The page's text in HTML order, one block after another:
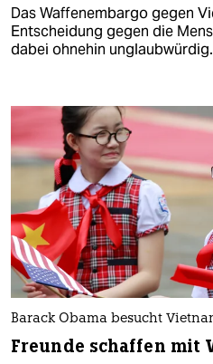
Das Waffenembargo gegen
Entscheidung gegen die
dabei ohnehin unglaubwürdig.
Barack Obama besucht
Freunde schaffen mit